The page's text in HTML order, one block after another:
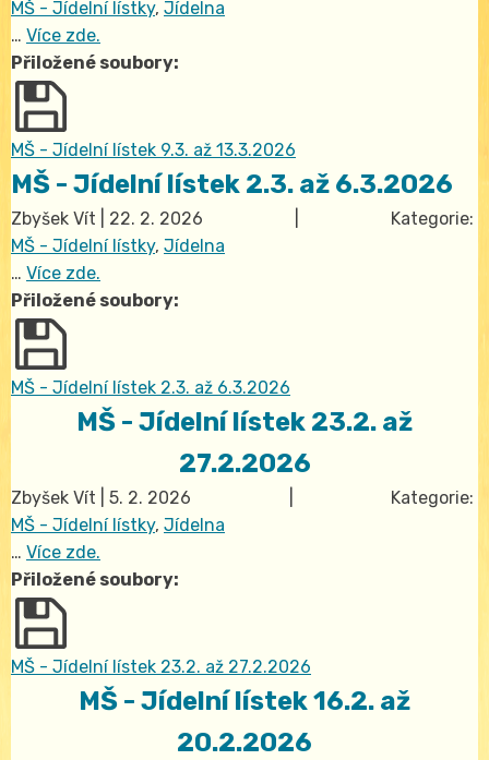
MŠ - Jídelní lístky, Jídelna
… Více zde.
Přiložené soubory:
MŠ - Jídelní lístek 9.3. až 13.3.2026
MŠ - Jídelní lístek 2.3. až 6.3.2026
Zbyšek Vít 22. 2. 2026 | Kategorie:
MŠ - Jídelní lístky, Jídelna
… Více zde.
Přiložené soubory:
MŠ - Jídelní lístek 2.3. až 6.3.2026
MŠ - Jídelní lístek 23.2. až
27.2.2026
Zbyšek Vít 5. 2. 2026 | Kategorie:
MŠ - Jídelní lístky, Jídelna
… Více zde.
Přiložené soubory:
MŠ - Jídelní lístek 23.2. až 27.2.2026
MŠ - Jídelní lístek 16.2. až
20.2.2026